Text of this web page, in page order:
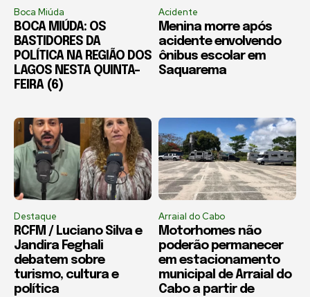
Boca Miúda
BOCA MIÚDA: OS
BASTIDORES DA
POLÍTICA NA REGIÃO DOS
LAGOS NESTA QUINTA-
FEIRA (6)
Acidente
Menina morre após
acidente envolvendo
ônibus escolar em
Saquarema
Destaque
RCFM / Luciano Silva e
Jandira Feghali
debatem sobre
turismo, cultura e
política
Arraial do Cabo
Motorhomes não
poderão permanecer
em estacionamento
municipal de Arraial do
Cabo a partir de